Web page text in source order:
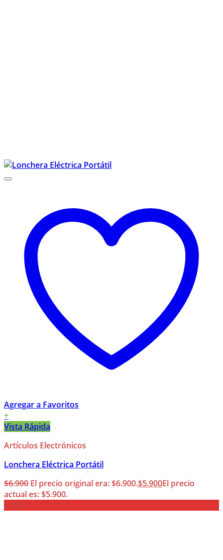
Agregar a Favoritos
+
Vista Rápida
Artículos Electrónicos
Lonchera Eléctrica Portátil
$6.900 El precio original era: $6.900.$5.900El precio
actual es: $5.900.